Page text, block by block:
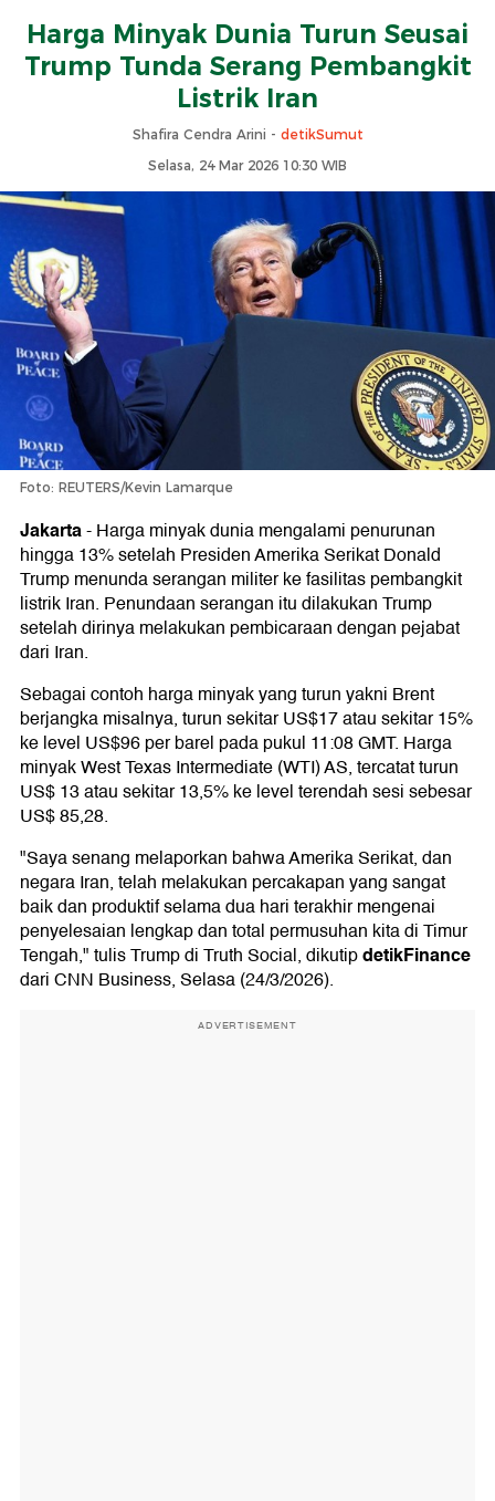
Harga Minyak Dunia Turun Seusai
Trump Tunda Serang Pembangkit
Listrik Iran
Shafira Cendra Arini - detikSumut
Selasa, 24 Mar 2026 10:30 WIB
Foto: REUTERS/Kevin Lamarque
Jakarta-Harga minyak dunia mengalami penurunan
hingga 13% setelah Presiden Amerika Serikat Donald
Trump menunda serangan militer ke fasilitas pembangkit
listrik Iran. Penundaan serangan itu dilakukan Trump
setelah dirinya melakukan pembicaraan dengan pejabat
dari Iran.
Sebagai contoh harga minyak yang turun yakni Brent
berjangka misalnya, turun sekitar US$17 atau sekitar 15%
ke level US$96 per barel pada pukul 11:08 GMT. Harga
minyak West Texas Intermediate (WTI) AS, tercatat turun
US$ 13 atau sekitar 13,5% ke level terendah sesi sebesar
US$ 85,28.
"Saya senang melaporkan bahwa Amerika Serikat, dan
negara Iran, telah melakukan percakapan yang sangat
baik dan produktif selama dua hari terakhir mengenai
penyelesaian lengkap dan total permusuhan kita di Timur
Tengah," tulis Trump di Truth Social, dikutipdetikFinance
dari CNN Business, Selasa (24/3/2026).
ADVERTISEMENT